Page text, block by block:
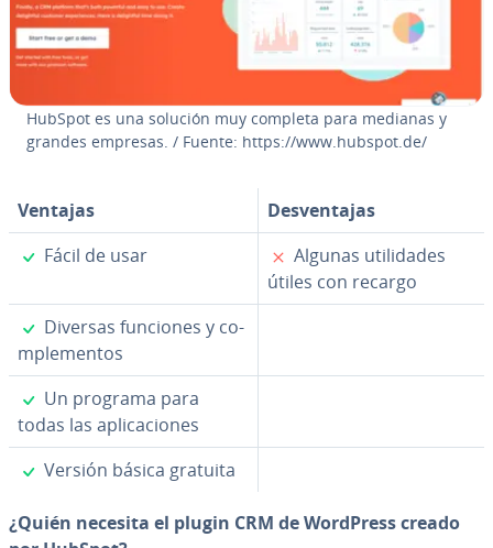
HubSpot es una solución muy completa para medianas y
grandes empresas. / Fuente: https://www.hubspot.de/
Ventajas
De­s­ve­n­ta­jas
✓
Fácil de usar ✗
Algunas uti­li­da­des
útiles con recargo
✓
Diversas funciones y co­
m­ple­me­n­tos
✓
Un programa para
todas las apli­ca­cio­nes
✓
Versión básica gratuita
¿Quién necesita el plugin CRM de WordPress creado